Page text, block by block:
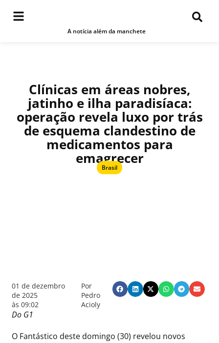
A notícia além da manchete
Clínicas em áreas nobres,
jatinho e ilha paradisíaca:
operação revela luxo por trás
de esquema clandestino de
medicamentos para
emagrecer
Brasil
01 de dezembro
de 2025
às 09:02
Por
Pedro
Acioly
Do G1
O Fantástico deste domingo (30) revelou novos